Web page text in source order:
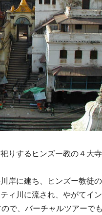
りするヒンズー教の４大
岸に建ち、ヒンズー教徒
ィ川に流され、やがてイ
で、バーチャルツアーで